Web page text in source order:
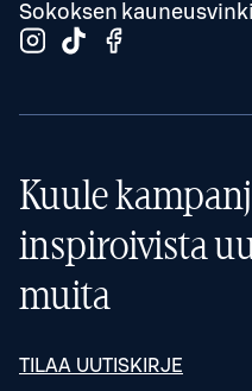
Sokoksen
Kuule
inspiroivista
muita
TILAA UUTISKIRJE